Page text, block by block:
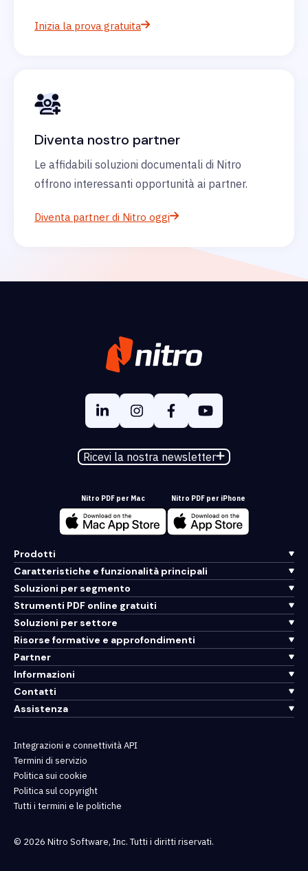
Inizia la prova gratuita
Diventa nostro partner
Le affidabili soluzioni documentali di Nitro
offrono interessanti opportunità ai partner.
Diventa partner di Nitro oggi
Ricevi la nostra newsletter
Nitro PDF per Mac Nitro PDF per iPhone
Prodotti
Caratteristiche e funzionalità principali
Soluzioni per segmento
Strumenti PDF online gratuiti
Soluzioni per settore
Risorse formative e approfondimenti
Partner
Informazioni
Contatti
Assistenza
Integrazioni e connettività API
Termini di servizio
Politica sui cookie
Politica sul copyright
Tutti i termini e le politiche
© 2026 Nitro Software, Inc. Tutti i diritti riservati.